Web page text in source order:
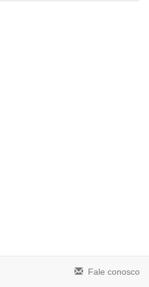
Fale conosco